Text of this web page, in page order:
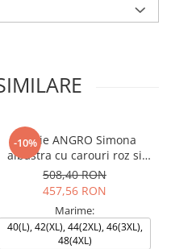
-10%
Rochie ANGRO Simona
albastra cu carouri roz si
bleumarin
508,40 RON
457,56 RON
Marime:
40(L), 42(XL), 44(2XL), 46(3XL),
48(4XL)